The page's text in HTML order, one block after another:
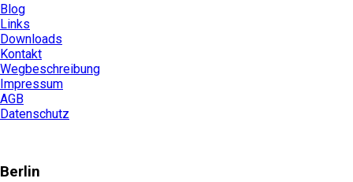
Blog
Links
Downloads
Kontakt
Wegbeschreibung
Impressum
AGB
Datenschutz
Berlin